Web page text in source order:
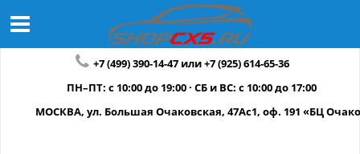
+7 (499) 390-14-47 или +7 (925) 614-65-36
ПН–ПТ: с 10:00 до 19:00 · СБ и ВС: с 10:00 до 17:00
МОСКВА, ул. Большая Очаковская, 47Ас1, оф. 191 «БЦ